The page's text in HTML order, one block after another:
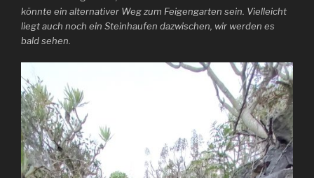
könnte ein alternativer Weg zum Feigengarten sein. Vielleicht
liegt auch noch ein Steinhaufen dazwischen, wir werden es
bald sehen.